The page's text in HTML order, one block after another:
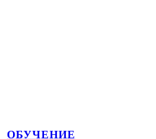
ОБУЧЕНИЕ